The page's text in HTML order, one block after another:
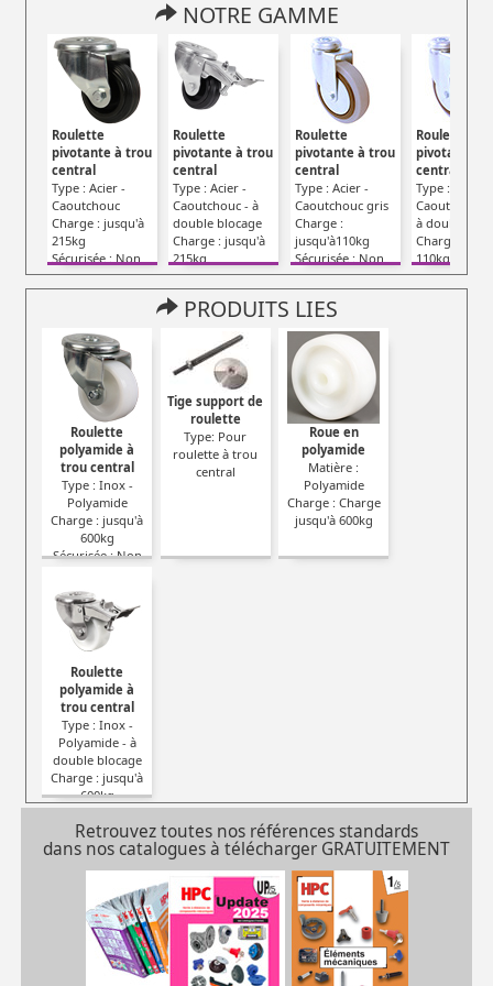
NOTRE GAMME
Roulette
pivotante à trou
central
Type : Acier -
Caoutchouc
Charge : jusqu'à
215kg
Sécurisée : Non
Roulette
pivotante à trou
central
Type : Acier -
Caoutchouc - à
double blocage
Charge : jusqu'à
215kg
Sécurisée : Oui
Roulette
pivotante à trou
central
Type : Acier -
Caoutchouc gris
Charge :
jusqu'à110kg
Sécurisée : Non
Roulette
pivotante à
central
Type : Acier -
Caoutchouc
à double
Charge :
110kg
Sécurisée :
PRODUITS LIES
Roulette
polyamide à
trou central
Type : Inox -
Polyamide
Charge : jusqu'à
600kg
Sécurisée : Non
Tige support de
roulette
Type: Pour
roulette à trou
central
Roue en
polyamide
Matière :
Polyamide
Charge : Charge
jusqu'à 600kg
Roulette
polyamide à
trou central
Type : Inox -
Polyamide - à
double blocage
Charge : jusqu'à
600kg
Sécurisée : Oui
Retrouvez toutes nos références standards
dans nos catalogues à télécharger GRATUITEMENT